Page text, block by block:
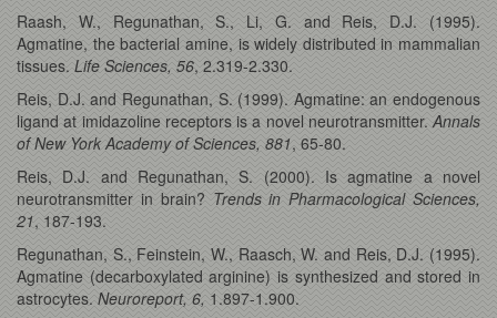
Raash, W., Regunathan, S., Li, G. and Reis, D.J. (1995).
Agmatine, the bacterial amine, is widely distributed in mammalian
tissues. Life Sciences, 56, 2.319-2.330.
Reis, D.J. and Regunathan, S. (1999). Agmatine: an endogenous
ligand at imidazoline receptors is a novel neurotransmitter. Annals
of New York Academy of Sciences, 881, 65-80.
Reis, D.J. and Regunathan, S. (2000). Is agmatine a novel
neurotransmitter in brain? Trends in Pharmacological Sciences,
21, 187-193.
Regunathan, S., Feinstein, W., Raasch, W. and Reis, D.J. (1995).
Agmatine (decarboxylated arginine) is synthesized and stored in
astrocytes. Neuroreport, 6, 1.897-1.900.